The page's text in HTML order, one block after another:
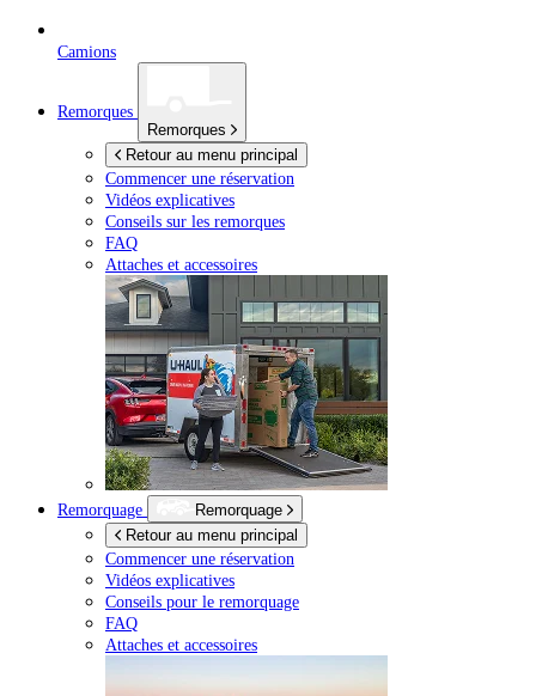
Camions
Remorques
Remorques
Retour au menu principal
Commencer une réservation
Vidéos explicatives
Conseils sur les remorques
FAQ
Attaches et accessoires
Remorquage
Remorquage
Retour au menu principal
Commencer une réservation
Vidéos explicatives
Conseils pour le remorquage
FAQ
Attaches et accessoires